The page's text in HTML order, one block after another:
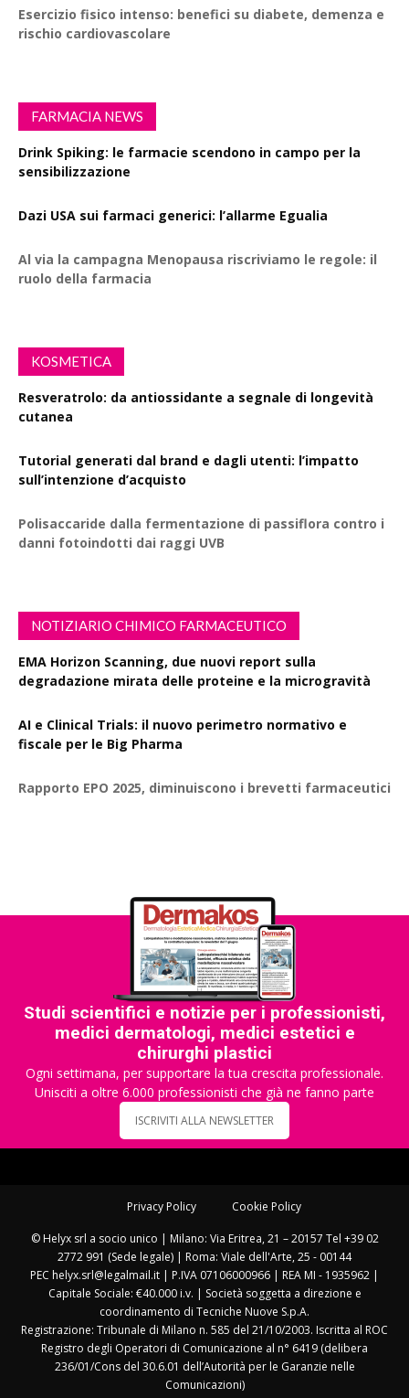
Esercizio fisico intenso: benefici su diabete, demenza e
rischio cardiovascolare
FARMACIA NEWS
Drink Spiking: le farmacie scendono in campo per la
sensibilizzazione
Dazi USA sui farmaci generici: l’allarme Egualia
Al via la campagna Menopausa riscriviamo le regole: il
ruolo della farmacia
KOSMETICA
Resveratrolo: da antiossidante a segnale di longevità
cutanea
Tutorial generati dal brand e dagli utenti: l’impatto
sull’intenzione d’acquisto
Polisaccaride dalla fermentazione di passiflora contro i
danni fotoindotti dai raggi UVB
NOTIZIARIO CHIMICO FARMACEUTICO
EMA Horizon Scanning, due nuovi report sulla
degradazione mirata delle proteine e la microgravità
AI e Clinical Trials: il nuovo perimetro normativo e
fiscale per le Big Pharma
Rapporto EPO 2025, diminuiscono i brevetti farmaceutici
Studi scientifici e notizie per i professionisti,
medici dermatologi, medici estetici e
chirurghi plastici
Ogni settimana, per supportare la tua crescita professionale.
Unisciti a oltre 6.000 professionisti che già ne fanno parte
ISCRIVITI ALLA NEWSLETTER
Privacy Policy Cookie Policy
© Helyx srl a socio unico | Milano: Via Eritrea, 21 – 20157 Tel +39 02
2772 991 (Sede legale) | Roma: Viale dell'Arte, 25 - 00144
PEC helyx.srl@legalmail.it | P.IVA 07106000966 | REA MI - 1935962 |
Capitale Sociale: €40.000 i.v. | Società soggetta a direzione e
coordinamento di Tecniche Nuove S.p.A.
Registrazione: Tribunale di Milano n. 585 del 21/10/2003. Iscritta al ROC
Registro degli Operatori di Comunicazione al n° 6419 (delibera
236/01/Cons del 30.6.01 dell’Autorità per le Garanzie nelle
Comunicazioni)